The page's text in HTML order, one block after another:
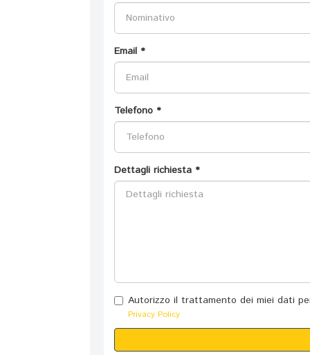
Email *
Telefono *
Dettagli richiesta *
Autorizzo il trattamento dei miei dati
Privacy Policy